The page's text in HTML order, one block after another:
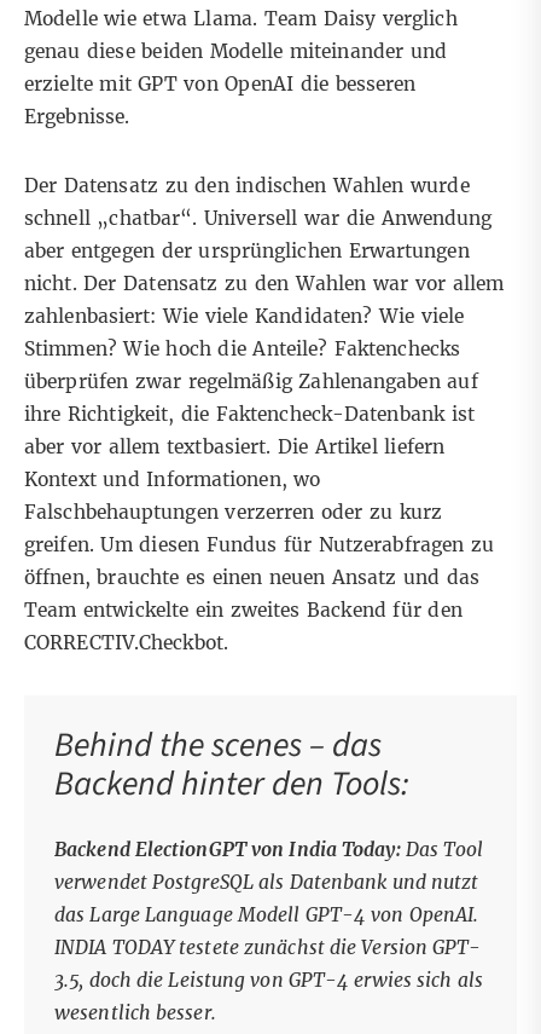
Modelle wie etwa Llama. Team Daisy verglich
genau diese beiden Modelle miteinander und
erzielte mit GPT von OpenAI die besseren
Ergebnisse.
Der Datensatz zu den indischen Wahlen wurde
schnell „chatbar“. Universell war die Anwendung
aber entgegen der ursprünglichen Erwartungen
nicht. Der Datensatz zu den Wahlen war vor allem
zahlenbasiert: Wie viele Kandidaten? Wie viele
Stimmen? Wie hoch die Anteile? Faktenchecks
überprüfen zwar regelmäßig Zahlenangaben auf
ihre Richtigkeit, die Faktencheck-Datenbank ist
aber vor allem textbasiert. Die Artikel liefern
Kontext und Informationen, wo
Falschbehauptungen verzerren oder zu kurz
greifen. Um diesen Fundus für Nutzerabfragen zu
öffnen, brauchte es einen neuen Ansatz und das
Team entwickelte ein zweites Backend für den
CORRECTIV.Checkbot.
Behind the scenes – das
Backend hinter den Tools:
Backend ElectionGPT von India Today: Das Tool
verwendet PostgreSQL als Datenbank und nutzt
das Large Language Modell GPT-4 von OpenAI.
INDIA TODAY testete zunächst die Version GPT-
3.5, doch die Leistung von GPT-4 erwies sich als
wesentlich besser.